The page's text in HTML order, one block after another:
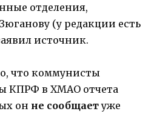
отделения,
(у редакции есть
источник.
что коммунисты
КПРФ в ХМАО отчета
он не сообщаетуже